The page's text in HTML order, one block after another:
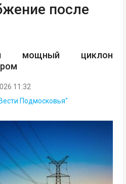
после
мощный циклон
11:32
Подмосковья"